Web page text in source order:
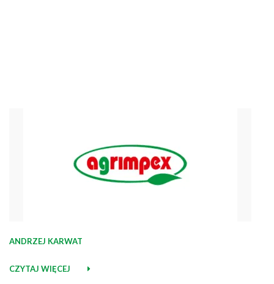
ANDRZEJ KARWAT
CZYTAJ WIĘCEJ